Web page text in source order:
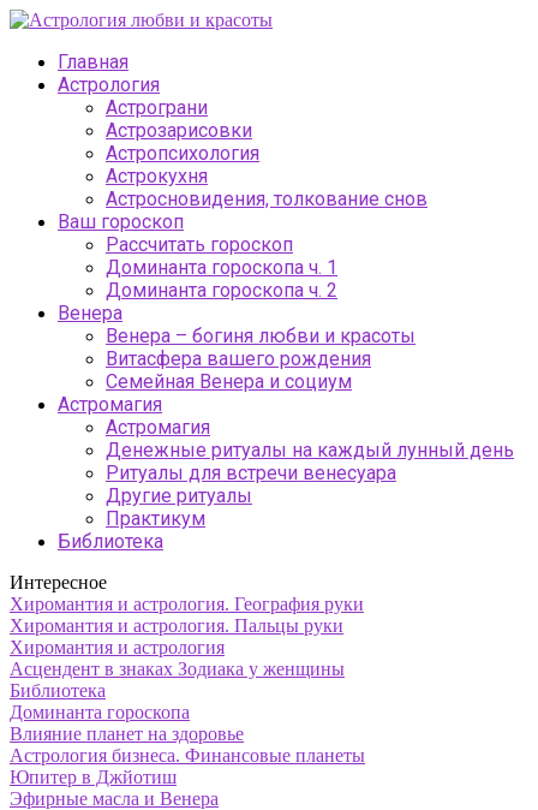
Главная
Астрология
Астрограни
Астрозарисовки
Астропсихология
Астрокухня
Астросновидения, толкование снов
Ваш гороскоп
Рассчитать гороскоп
Доминанта гороскопа ч. 1
Доминанта гороскопа ч. 2
Венера
Венера – богиня любви и красоты
Витасфера вашего рождения
Семейная Венера и социум
Астромагия
Астромагия
Денежные ритуалы на каждый лунный день
Ритуалы для встречи венесуара
Другие ритуалы
Практикум
Библиотека
Интересное
Хиромантия и астрология. География руки
Хиромантия и астрология. Пальцы руки
Хиромантия и астрология
Асцендент в знаках Зодиака у женщины
Библиотека
Доминанта гороскопа
Влияние планет на здоровье
Астрология бизнеса. Финансовые планеты
Юпитер в Джйотиш
Эфирные масла и Венера